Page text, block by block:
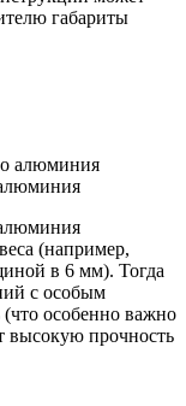
габариты
(например,
в 6 мм). Тогда
с особым
особенно важно
высокую прочность